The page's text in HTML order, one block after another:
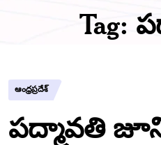
Tag:
ఆంధ్రప్రదేశ్
పద్మావతి